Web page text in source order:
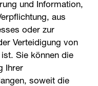
und Information,
aus
oder zur
Verteidigung von
Sie können die
Ihrer
soweit die